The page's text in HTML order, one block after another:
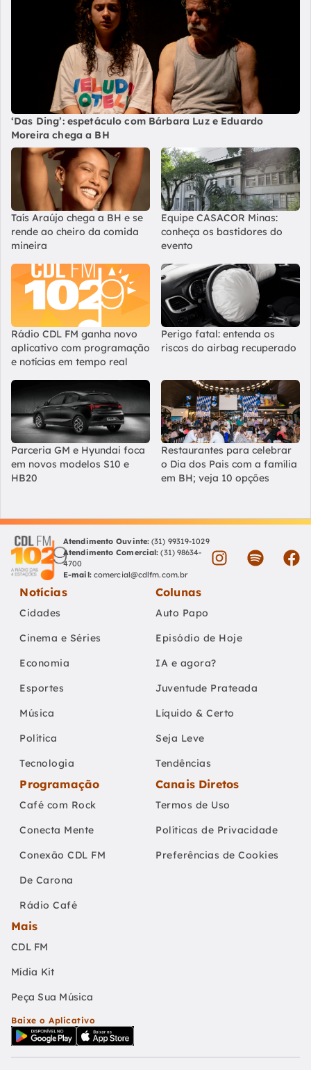
‘Das Ding’: espetáculo com Bárbara Luz e Eduardo
Moreira chega a BH
Taís Araújo chega a BH e se
rende ao cheiro da comida
mineira
Equipe CASACOR Minas:
conheça os bastidores do
evento
Rádio CDL FM ganha novo
aplicativo com programação
e notícias em tempo real
Perigo fatal: entenda os
riscos do airbag recuperado
Parceria GM e Hyundai foca
em novos modelos S10 e
HB20
Restaurantes para celebrar
o Dia dos Pais com a família
em BH; veja 10 opções
Atendimento Ouvinte: (31) 99319-1029
Atendimento Comercial: (31) 98634-
4700
E-mail: comercial@cdlfm.com.br
Notícias
Cidades
Cinema e Séries
Economia
Esportes
Música
Política
Tecnologia
Colunas
Auto Papo
Episódio de Hoje
IA e agora?
Juventude Prateada
Líquido & Certo
Seja Leve
Tendências
Programação
Café com Rock
Conecta Mente
Conexão CDL FM
De Carona
Rádio Café
Canais Diretos
Termos de Uso
Políticas de Privacidade
Preferências de Cookies
Mais
CDL FM
Mídia Kit
Peça Sua Música
Baixe o Aplicativo